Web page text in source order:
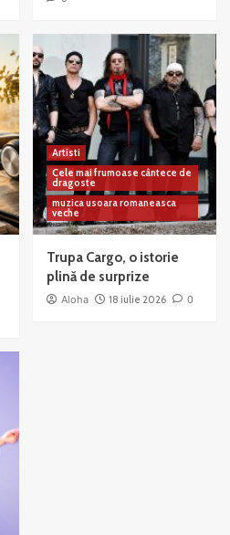
Artisti
Cele mai frumoase cântece de
dragoste
muzica usoara romaneasca
veche
Trupa Cargo, o istorie
plină de surprize
Aloha 18 iulie 2026 0